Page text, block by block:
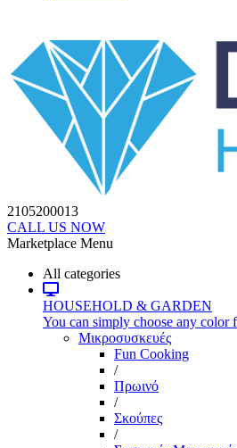
2105200013
CALL US NOW
Marketplace Menu
All categories
HOUSEHOLD & GARDEN
You can simply choose any color
Μικροσυσκευές
Fun Cooking
/
Πρωινό
/
Σκούπες
/